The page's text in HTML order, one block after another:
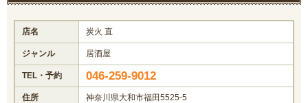
店名 炭火 直
ジャンル 居酒屋
TEL・予約 046-259-9012
住所 神奈川県大和市福田5525-5